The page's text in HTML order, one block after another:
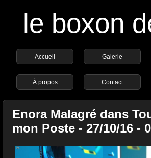
le boxon
Accueil Galerie
À propos Contact
Enora Malagré dans
mon Poste - 27/10/16 -